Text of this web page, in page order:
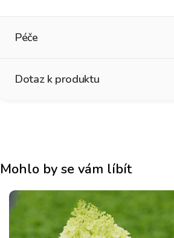
Péče
Dotaz k produktu
Křestní jméno
E-mail
Mohlo by se vám líbít